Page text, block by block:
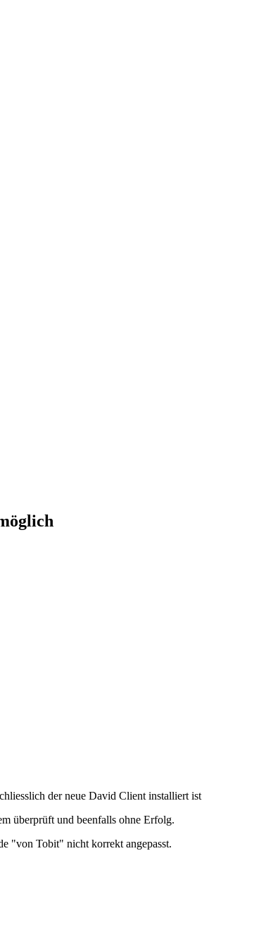
der neue David Client installiert ist
überprüft und beenfalls ohne Erfolg.
"von Tobit" nicht korrekt angepasst.